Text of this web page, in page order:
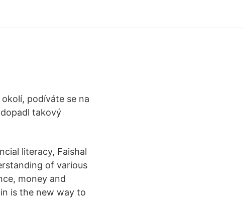
podíváte se na
takový
literacy, Faishal
of various
money and
is the new way to